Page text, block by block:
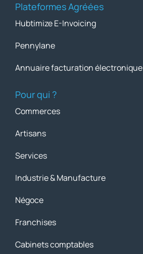
Plateformes Agréées
Hubtimize E-Invoicing
Pennylane
Annuaire facturation électronique
Pour qui ?
Commerces
Artisans
Services
Industrie & Manufacture
Négoce
Franchises
Cabinets comptables